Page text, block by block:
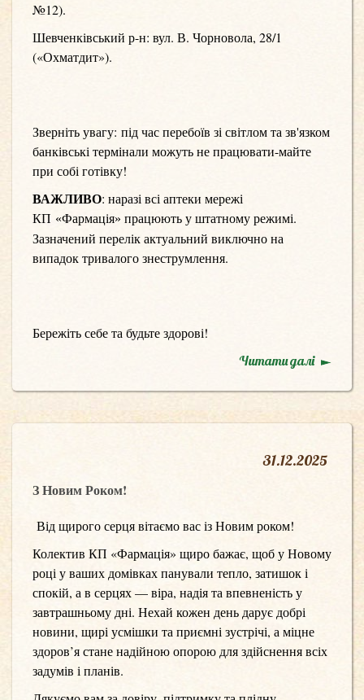
№12).
Шевченківський р-н: вул. В. Чорновола, 28/1
(«Охматдит»).
Зверніть увагу: під час перебоїв зі світлом та зв'язком
банківські термінали можуть не працювати-майте
при собі готівку!
ВАЖЛИВО: наразі всі аптеки мережі
КП «Фармація» працюють у штатному режимі.
Зазначений перелік актуальний виключно на
випадок тривалого знеструмлення.
Бережіть себе та будьте здорові!
Читати далі
31.12.2025
З Новим Роком!
Від щирого серця вітаємо вас із Новим роком!
Колектив КП «Фармація» щиро бажає, щоб у Новому
році у ваших домівках панували тепло, затишок і
спокій, а в серцях — віра, надія та впевненість у
завтрашньому дні. Нехай кожен день дарує добрі
новини, щирі усмішки та приємні зустрічі, а міцне
здоров’я стане надійною опорою для здійснення всіх
задумів і планів.